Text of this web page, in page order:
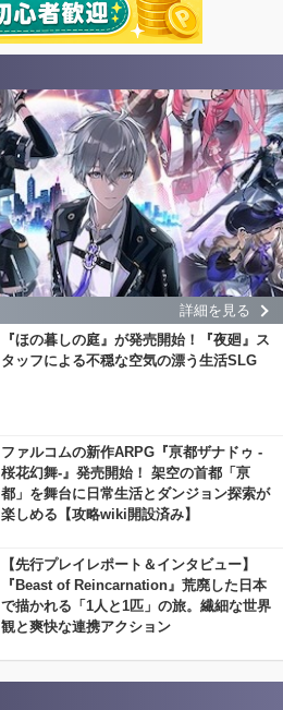
詳細を見る
『ほの暮しの庭』が発売開始！『夜廻』ス
タッフによる不穏な空気の漂う生活SLG
ファルコムの新作ARPG『亰都ザナドゥ -
桜花幻舞-』発売開始！ 架空の首都「亰
都」を舞台に日常生活とダンジョン探索が
楽しめる【攻略wiki開設済み】
【先行プレイレポート＆インタビュー】
『Beast of Reincarnation』荒廃した日本
で描かれる「1人と1匹」の旅。繊細な世界
観と爽快な連携アクション